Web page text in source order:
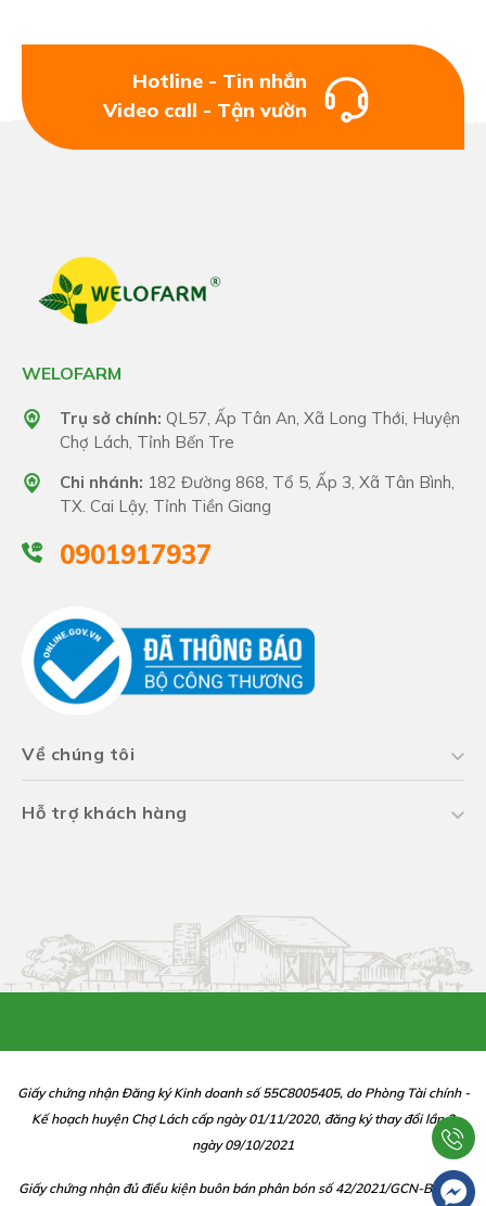
Hotline - Tin nhắn
Video call - Tận vườn
WELOFARM
Trụ sở chính: QL57, Ấp Tân An, Xã Long Thới, Huyện
Chợ Lách, Tỉnh Bến Tre
Chi nhánh: 182 Đường 868, Tổ 5, Ấp 3, Xã Tân Bình,
TX. Cai Lậy, Tỉnh Tiền Giang
0901917937
Về chúng tôi
Hỗ trợ khách hàng
Giấy chứng nhận Đăng ký Kinh doanh số 55C8005405, do Phòng Tài chính -
Kế hoạch huyện Chợ Lách cấp ngày 01/11/2020, đăng ký thay đổi lần 2
ngày 09/10/2021
Giấy chứng nhận đủ điều kiện buôn bán phân bón số 42/2021/GCN-BBP do